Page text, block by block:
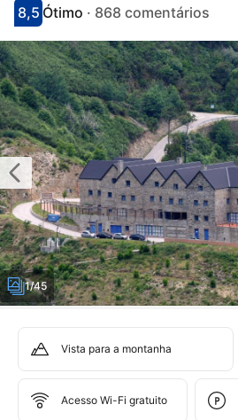
Pontuado com 8.5
8,5
Avaliado como muito bom
Ótimo · 868 comentários
1/45
Vista para a montanha
Acesso Wi-Fi gratuito